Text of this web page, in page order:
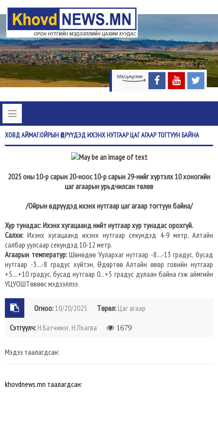
ХОВДАЙМАГ:ОЙРЫН ӨДРҮҮДЭД ИХЭНХ НУТГААР ЦАГ АГААР ТОГТУУН БАЙНА
2025 оны 10-р сарын 20-нooс 10-р сарын 29-нийг хүртэлх 10 хоногийн
цаг агаарын урьдчилсан төлөв
/Ойрын өдрүүдэд ихэнх нутгаар цаг агаар тогтуун байна/
Хур тунадас: Ихэнх хугацаанд нийт нутгаар хур тунадас орохгүй.
Салхи: Ихэнх хугацаанд ихэнх нутгаар секундэд 4-9 метр, Алтайн
салбар уулсаар секундэд 10-12 метр.
Агаарын температур:Шөнөдөө Уулархаг нутгаар -8....-13 градус, бусад
нутгаар -3....-8 градус хүйтэн, Өдөртөө Алтайн өвөр говийн нутгаар
+5....+10 градус, бусад нутгаар 0...+5 градус дулаан байна гэж аймгийн
УЦУОШТөвөөс мэдээллээ.
Огноо:10/20/2025 Төрөл: Цаг агаар
Сэтгүүлч: Н.Батчимэг, Н.Лхагва 1679
Мэдээ таалагдсан:
khovdnews.mn таалагдсан: